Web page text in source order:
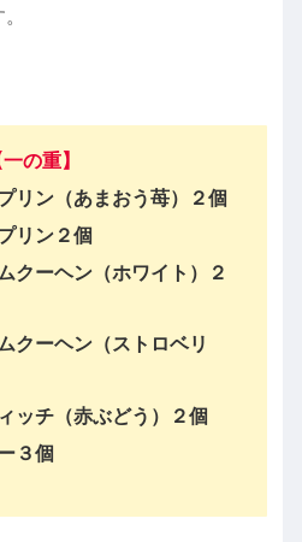
一の重】
リン（あまおう苺）２個
リン２個
クーヘン（ホワイト）２
クーヘン（ストロベリ
ッチ（赤ぶどう）２個
３個